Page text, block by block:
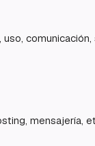
comunicación,
mensajería,